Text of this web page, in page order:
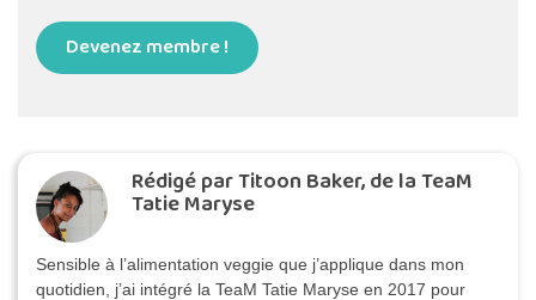
Devenez membre !
Rédigé par Titoon Baker, de la TeaM
Tatie Maryse
Sensible à l’alimentation veggie que j’applique dans mon
quotidien, j’ai intégré la TeaM Tatie Maryse en 2017 pour